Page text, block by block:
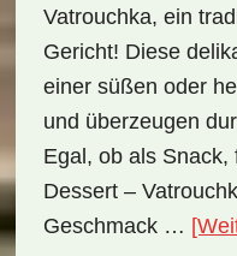
Vatrouchka, ein
Gericht! Diese
einer süßen oder
und überzeugen
Egal, ob als
Dessert –
Geschmack …